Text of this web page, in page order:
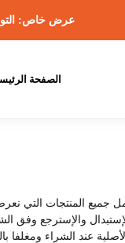
عرض خاص:
الصفحة
جميع المنتجات التي
والإسترجع وفق
عند الشراء ومغلفا